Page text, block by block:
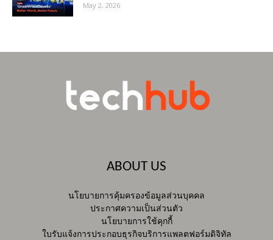
May 2, 2026
ABOUT US
นโยบายการคุ้มครองข้อมูลส่วนบุคคล
ประกาศความเป็นส่วนตัว
นโยบายการใช้คุกกี้
ใบรับแจ้งการประกอบธุรกิจบริการแพลตฟอร์มดิจิทัล